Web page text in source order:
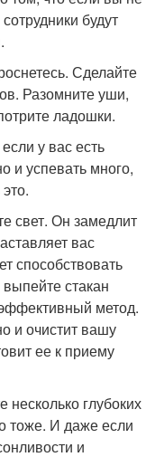
будут
Сделайте
Разомните уши,
ладошки.
у вас есть
и успевать много,
свет. Он замедлит
вас
способствовать
стакан
метод.
и очистит вашу
ее к приему
несколько глубоких
тоже. И даже если
и